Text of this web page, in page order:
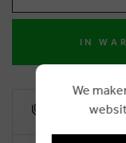
IN
10%
We